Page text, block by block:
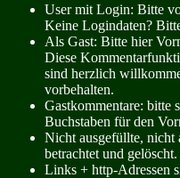
User mit Login: Bitte
Keine Logindaten?
Als Gast: Bitte hier
Diese
sind herzlich
vorbehalten.
Gastkommentare: bitte
Buchstaben für den
Nicht ausgefüllte, nicht
betrachtet und gelöscht.
Links + http-Adressen